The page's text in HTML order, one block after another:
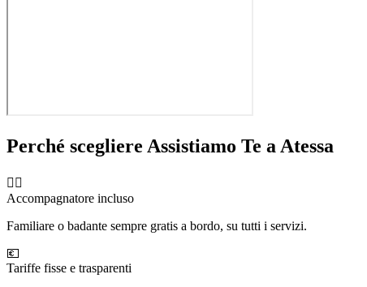
Perché scegliere Assistiamo Te a Atessa
🧑‍⚕️
Accompagnatore incluso
Familiare o badante sempre gratis a bordo, su tutti i servizi.
💶
Tariffe fisse e trasparenti